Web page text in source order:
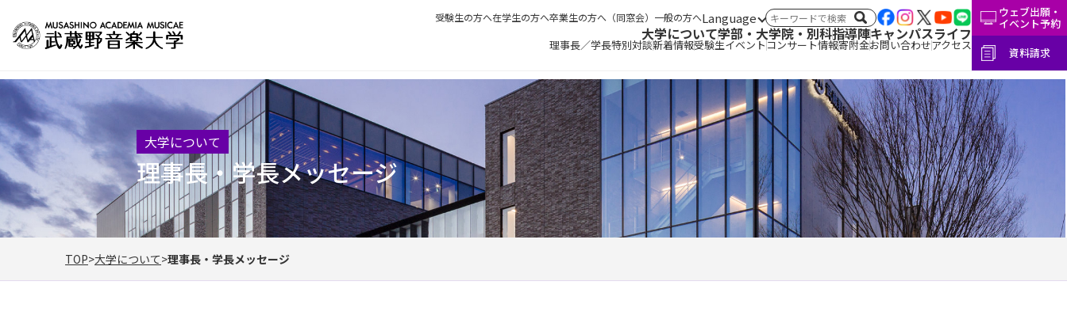
受験生の方へ在学生の方へ卒業生の方へ（同窓会） 一般の方へ言語切替 サイト内検索
大学について学部・大学院・別科指導陣キャンパスライフ
理事長／学長特別対談新着情報受験生イベントコンサート情報寄附金お問い合わせアクセス
ウェブ出願・
イベント予約
資料請求
大学について
理事長・学長メッセージ
TOP 大学について 理事長・学長メッセージ